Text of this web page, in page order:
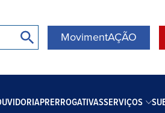
MovimentAÇÃO
PRERROGATIVASSERVIÇOS